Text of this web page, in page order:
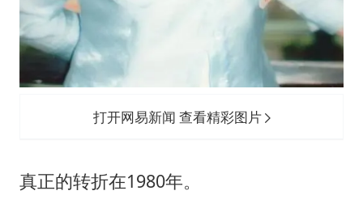
打开网易新闻 查看精彩图片
真正的转折在1980年。